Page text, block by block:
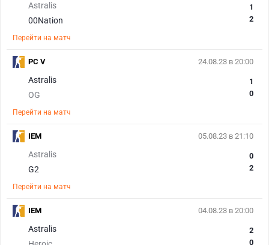
Astralis
00Nation
1
2
Перейти на матч
24.08.23 в 20:00
Astralis
OG
1
0
Перейти на матч
PC V
05.08.23 в 21:10
Astralis
G2
0
2
Перейти на матч
IEM
04.08.23 в 20:00
Astralis
2
0
IEM